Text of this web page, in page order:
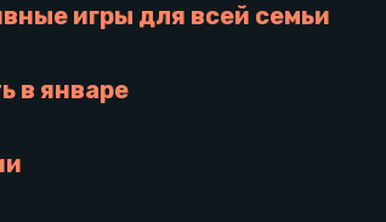
игры для всей семьи
в январе